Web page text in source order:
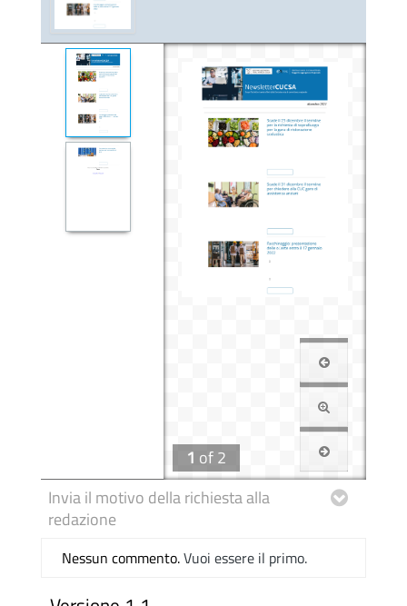
1 of2
Invia il motivo della richiesta alla
redazione
Nessun commento.Vuoi essere il primo.